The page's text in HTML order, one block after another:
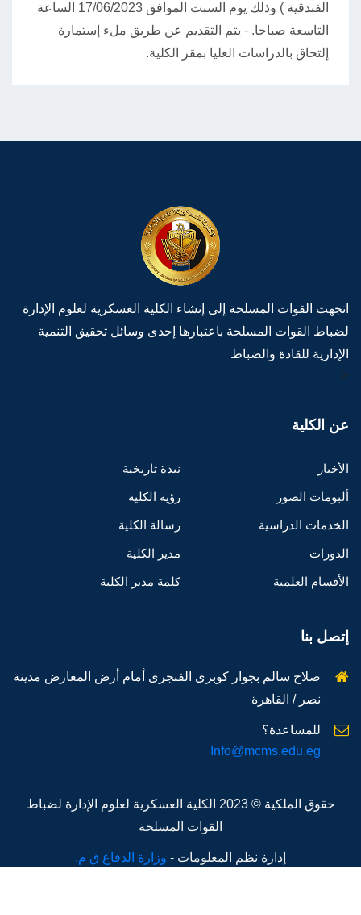
الفندقية ) وذلك يوم السبت الموافق 17/06/2023 الساعة
التاسعة صباحا. - يتم التقديم عن طريق ملء إستمارة
إلتحاق بالدراسات العليا بمقر الكلية.
اتجهت القوات المسلحة إلى إنشاء الكلية العسكرية لعلوم الإدارة
لضباط القوات المسلحة باعتبارها إحدى وسائل تحقيق التنمية
الإدارية للقادة والضباط
>
عن الكلية
نبذة تاريخية
رؤية الكلية
رسالة الكلية
مدير الكلية
كلمة مدير الكلية
الأخبار
ألبومات الصور
الخدمات الدراسية
الدورات
الأقسام العلمية
إتصل بنا
صلاح سالم بجوار كوبرى الفنجرى أمام أرض المعارض مدينة
نصر / القاهرة
للمساعدة؟
Info@mcms.edu.eg
حقوق الملكية © 2023 الكلية العسكرية لعلوم الإدارة لضباط
القوات المسلحة
إدارة نظم المعلومات - وزارة الدفاع ق م.